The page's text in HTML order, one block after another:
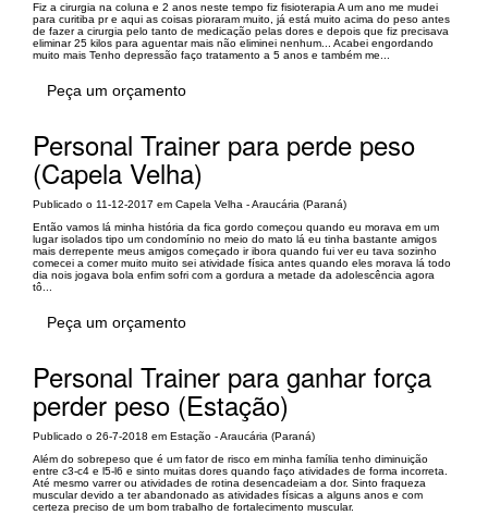
Fiz a cirurgia na coluna e 2 anos neste tempo fiz fisioterapia A um ano me mudei
para curitiba pr e aqui as coisas pioraram muito, já está muito acima do peso antes
de fazer a cirurgia pelo tanto de medicação pelas dores e depois que fiz precisava
eliminar 25 kilos para aguentar mais não eliminei nenhum... Acabei engordando
muito mais Tenho depressão faço tratamento a 5 anos e também me...
Peça um orçamento
Personal Trainer para perde peso
(Capela Velha)
Publicado o 11-12-2017 em Capela Velha - Araucária (Paraná)
Então vamos lá minha história da fica gordo começou quando eu morava em um
lugar isolados tipo um condomínio no meio do mato lá eu tinha bastante amigos
mais derrepente meus amigos começado ir ibora quando fui ver eu tava sozinho
comecei a comer muito muito sei atividade física antes quando eles morava lá todo
dia nois jogava bola enfim sofri com a gordura a metade da adolescência agora
tô...
Peça um orçamento
Personal Trainer para ganhar força
perder peso (Estação)
Publicado o 26-7-2018 em Estação - Araucária (Paraná)
Além do sobrepeso que é um fator de risco em minha família tenho diminuição
entre c3-c4 e l5-l6 e sinto muitas dores quando faço atividades de forma incorreta.
Até mesmo varrer ou atividades de rotina desencadeiam a dor. Sinto fraqueza
muscular devido a ter abandonado as atividades físicas a alguns anos e com
certeza preciso de um bom trabalho de fortalecimento muscular.